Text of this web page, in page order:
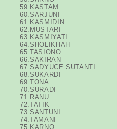
59.KASTAM
60.SARJUNI
61.KASMIDIN
62.MUSTARI
63.KASMIYATI
64.SHOLIKHAH
65.TASIONO
66.SAKIRAN
67.SADYUCE SUTANTI
68.SUKARDI
69.TONA
70.SURADI
71.RANU
72.TATIK
73.SANTUNI
74.TAMANI
75.KARNO